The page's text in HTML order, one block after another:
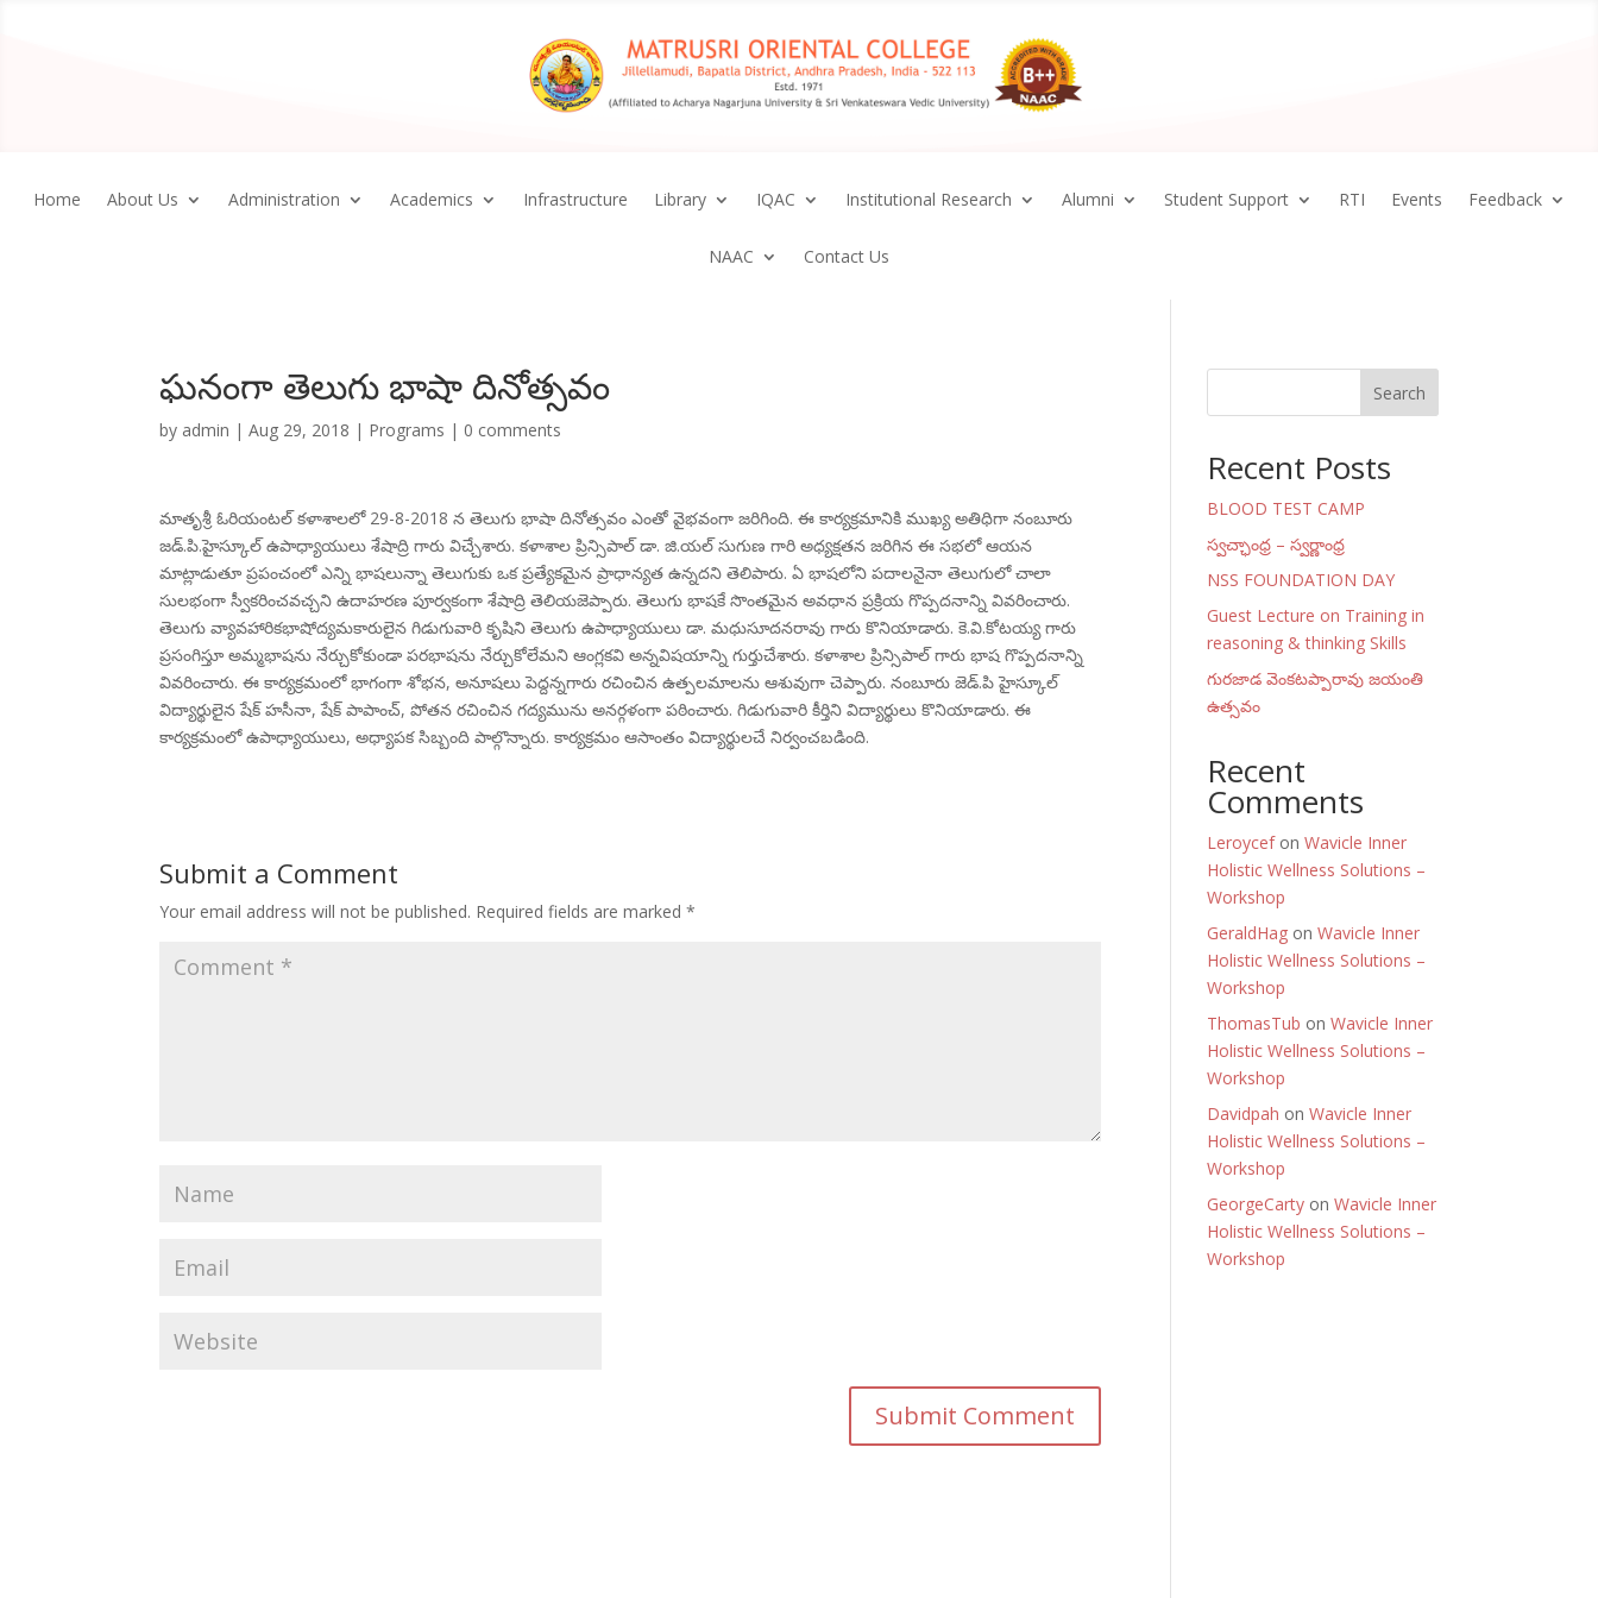
Home About Us Administration Academics Infrastructure Library IQAC Institutional Research Alumni Student Support RTI Events Feedback
NAAC Contact Us
ఘనంగా తెలుగు భాషా దినోత్సవం
by admin |Aug 29, 2018 | Programs | 0 comments
మాతృశ్రీ ఓరియంటల్ కళాశాలలో 29-8-2018 న తెలుగు భాషా దినోత్సవం ఎంతో వైభవంగా జరిగింది. ఈ కార్యక్రమానికి ముఖ్య అతిధిగా నంబూరు
జడ్.పి.హైస్కూల్ ఉపాధ్యాయులు శేషాద్రి గారు విచ్చేశారు. కళాశాల ప్రిన్సిపాల్ డా. జి.యల్ సుగుణ గారి అధ్యక్షతన జరిగిన ఈ సభలో ఆయన
మాట్లాడుతూ ప్రపంచంలో ఎన్ని భాషలున్నా తెలుగుకు ఒక ప్రత్యేకమైన ప్రాధాన్యత ఉన్నదని తెలిపారు. ఏ భాషలోని పదాలనైనా తెలుగులో చాలా
సులభంగా స్వీకరించవచ్చని ఉదాహరణ పూర్వకంగా శేషాద్రి తెలియజెప్పారు. తెలుగు భాషకే సొంతమైన అవధాన ప్రక్రియ గొప్పదనాన్ని వివరించారు.
తెలుగు వ్యావహారికభాషోద్యమకారులైన గిడుగువారి కృషిని తెలుగు ఉపాధ్యాయులు డా. మధుసూదనరావు గారు కొనియాడారు. కె.వి.కోటయ్య గారు
ప్రసంగిస్తూ అమ్మభాషను నేర్చుకోకుండా పరభాషను నేర్చుకోలేమని ఆంగ్లకవి అన్నవిషయాన్ని గుర్తుచేశారు. కళాశాల ప్రిన్సిపాల్ గారు భాష గొప్పదనాన్ని
వివరించారు. ఈ కార్యక్రమంలో భాగంగా శోభన, అనూషలు పెద్దన్నగారు రచించిన ఉత్పలమాలను ఆశువుగా చెప్పారు. నంబూరు జెడ్.పి హైస్కూల్
విద్యార్థులైన షేక్ హసీనా, షేక్ పాపాంచ్, పోతన రచించిన గద్యమును అనర్గళంగా పఠించారు. గిడుగువారి కీర్తిని విద్యార్థులు కొనియాడారు. ఈ
కార్యక్రమంలో ఉపాధ్యాయులు, అధ్యాపక సిబ్బంది పాల్గొన్నారు. కార్యక్రమం ఆసాంతం విద్యార్థులచే నిర్వంచబడింది.
Submit a Comment
Your email address will not be published. Required fields are marked*
Search
Recent Posts
BLOOD TEST CAMP
స్వచ్ఛాంధ్ర – స్వర్ణాంధ్ర
NSS FOUNDATION DAY
Guest Lecture on Training in
reasoning & thinking Skills
గురజాడ వెంకటప్పారావు జయంతి
ఉత్సవం
Recent
Comments
LeroycefonWavicle Inner
Holistic Wellness Solutions –
Workshop
GeraldHag onWavicle Inner
Holistic Wellness Solutions –
Workshop
ThomasTub onWavicle Inner
Holistic Wellness Solutions –
Workshop
Davidpah onWavicle Inner
Holistic Wellness Solutions –
Workshop
GeorgeCarty onWavicle Inner
Holistic Wellness Solutions –
Workshop